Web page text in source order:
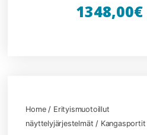
1348,00€
Home/ Erityismuotoillut
näyttelyjärjestelmät / Kangasportit